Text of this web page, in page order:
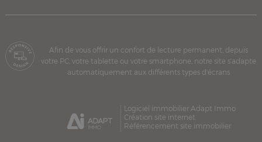
Afin de vous offrir un confort de lecture permanent, depuis
votre PC, votre tablette ou votre smartphone, notre site s'adapte
automatiquement aux différents types d'écrans
Logiciel immobilier Adapt Immo
Création site internet
Référencement site immobilier